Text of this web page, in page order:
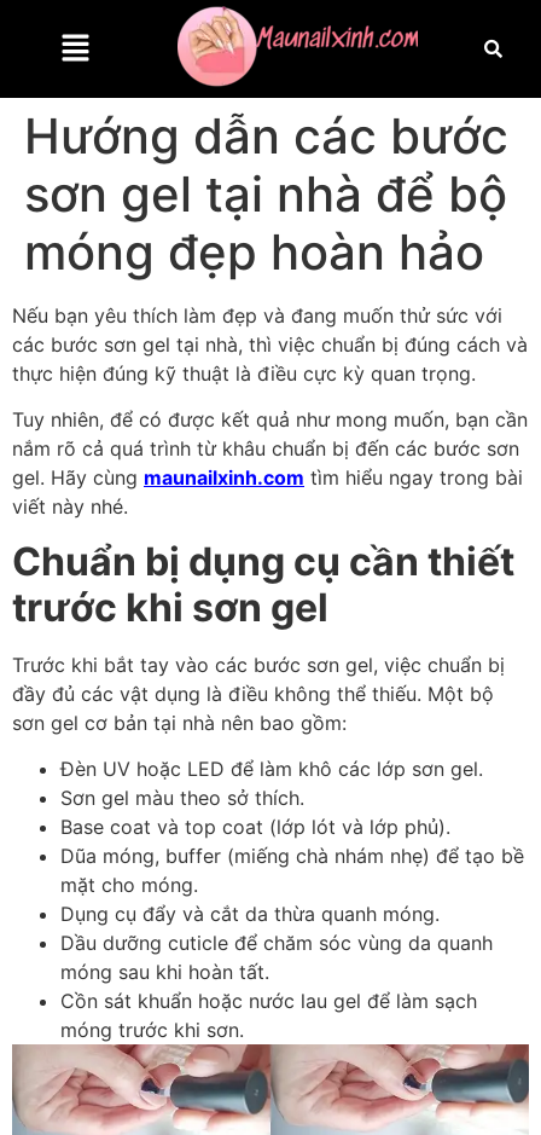
Hướng dẫn các bước
sơn gel tại nhà để bộ
móng đẹp hoàn hảo
Nếu bạn yêu thích làm đẹp và đang muốn thử sức với
các bước sơn gel tại nhà, thì việc chuẩn bị đúng cách và
thực hiện đúng kỹ thuật là điều cực kỳ quan trọng.
Tuy nhiên, để có được kết quả như mong muốn, bạn cần
nắm rõ cả quá trình từ khâu chuẩn bị đến các bước sơn
gel. Hãy cùng maunailxinh.com tìm hiểu ngay trong bài
viết này nhé.
Chuẩn bị dụng cụ cần thiết
trước khi sơn gel
Trước khi bắt tay vào các bước sơn gel, việc chuẩn bị
đầy đủ các vật dụng là điều không thể thiếu. Một bộ
sơn gel cơ bản tại nhà nên bao gồm:
Đèn UV hoặc LED để làm khô các lớp sơn gel.
Sơn gel màu theo sở thích.
Base coat và top coat (lớp lót và lớp phủ).
Dũa móng, buffer (miếng chà nhám nhẹ) để tạo bề
mặt cho móng.
Dụng cụ đẩy và cắt da thừa quanh móng.
Dầu dưỡng cuticle để chăm sóc vùng da quanh
móng sau khi hoàn tất.
Cồn sát khuẩn hoặc nước lau gel để làm sạch
móng trước khi sơn.